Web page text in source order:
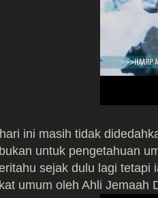
ini masih tidak
untuk pengetahuan
sejak dulu lagi tetapi
umum oleh Ahli Jemaah